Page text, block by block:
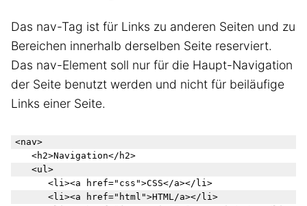
Das nav-Tag ist für Links zu anderen Seiten und zu
Bereichen innerhalb derselben Seite reserviert.
Das nav-Element soll nur für die Haupt-Navigation
der Seite benutzt werden und nicht für beiläufige
Links einer Seite.
<nav>